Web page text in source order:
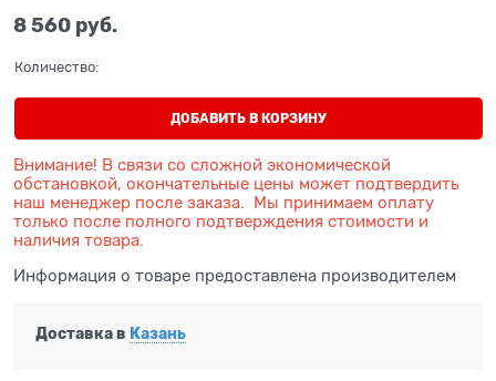
8 560 руб.
Количество:
ДОБАВИТЬ В КОРЗИНУ
Внимание! В связи со сложной экономической
обстановкой, окончательные цены может подтвердить
наш менеджер после заказа. Мы принимаем оплату
только после полного подтверждения стоимости и
наличия товара.
Информация о товаре предоставлена производителем
Доставка в Казань